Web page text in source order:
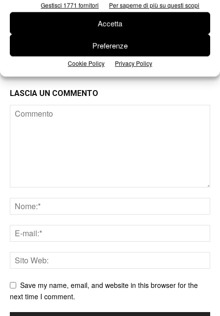
Gestisci 1771 fornitori Per saperne di più su questi scopi
Accetta
Preferenze
Cookie Policy Privacy Policy
Heidelberg punta su packaging,
digitale e nuove tecnologie: approvata
LASCIA UN COMMENTO
Save my name, email, and website in this browser for the
next time I comment.